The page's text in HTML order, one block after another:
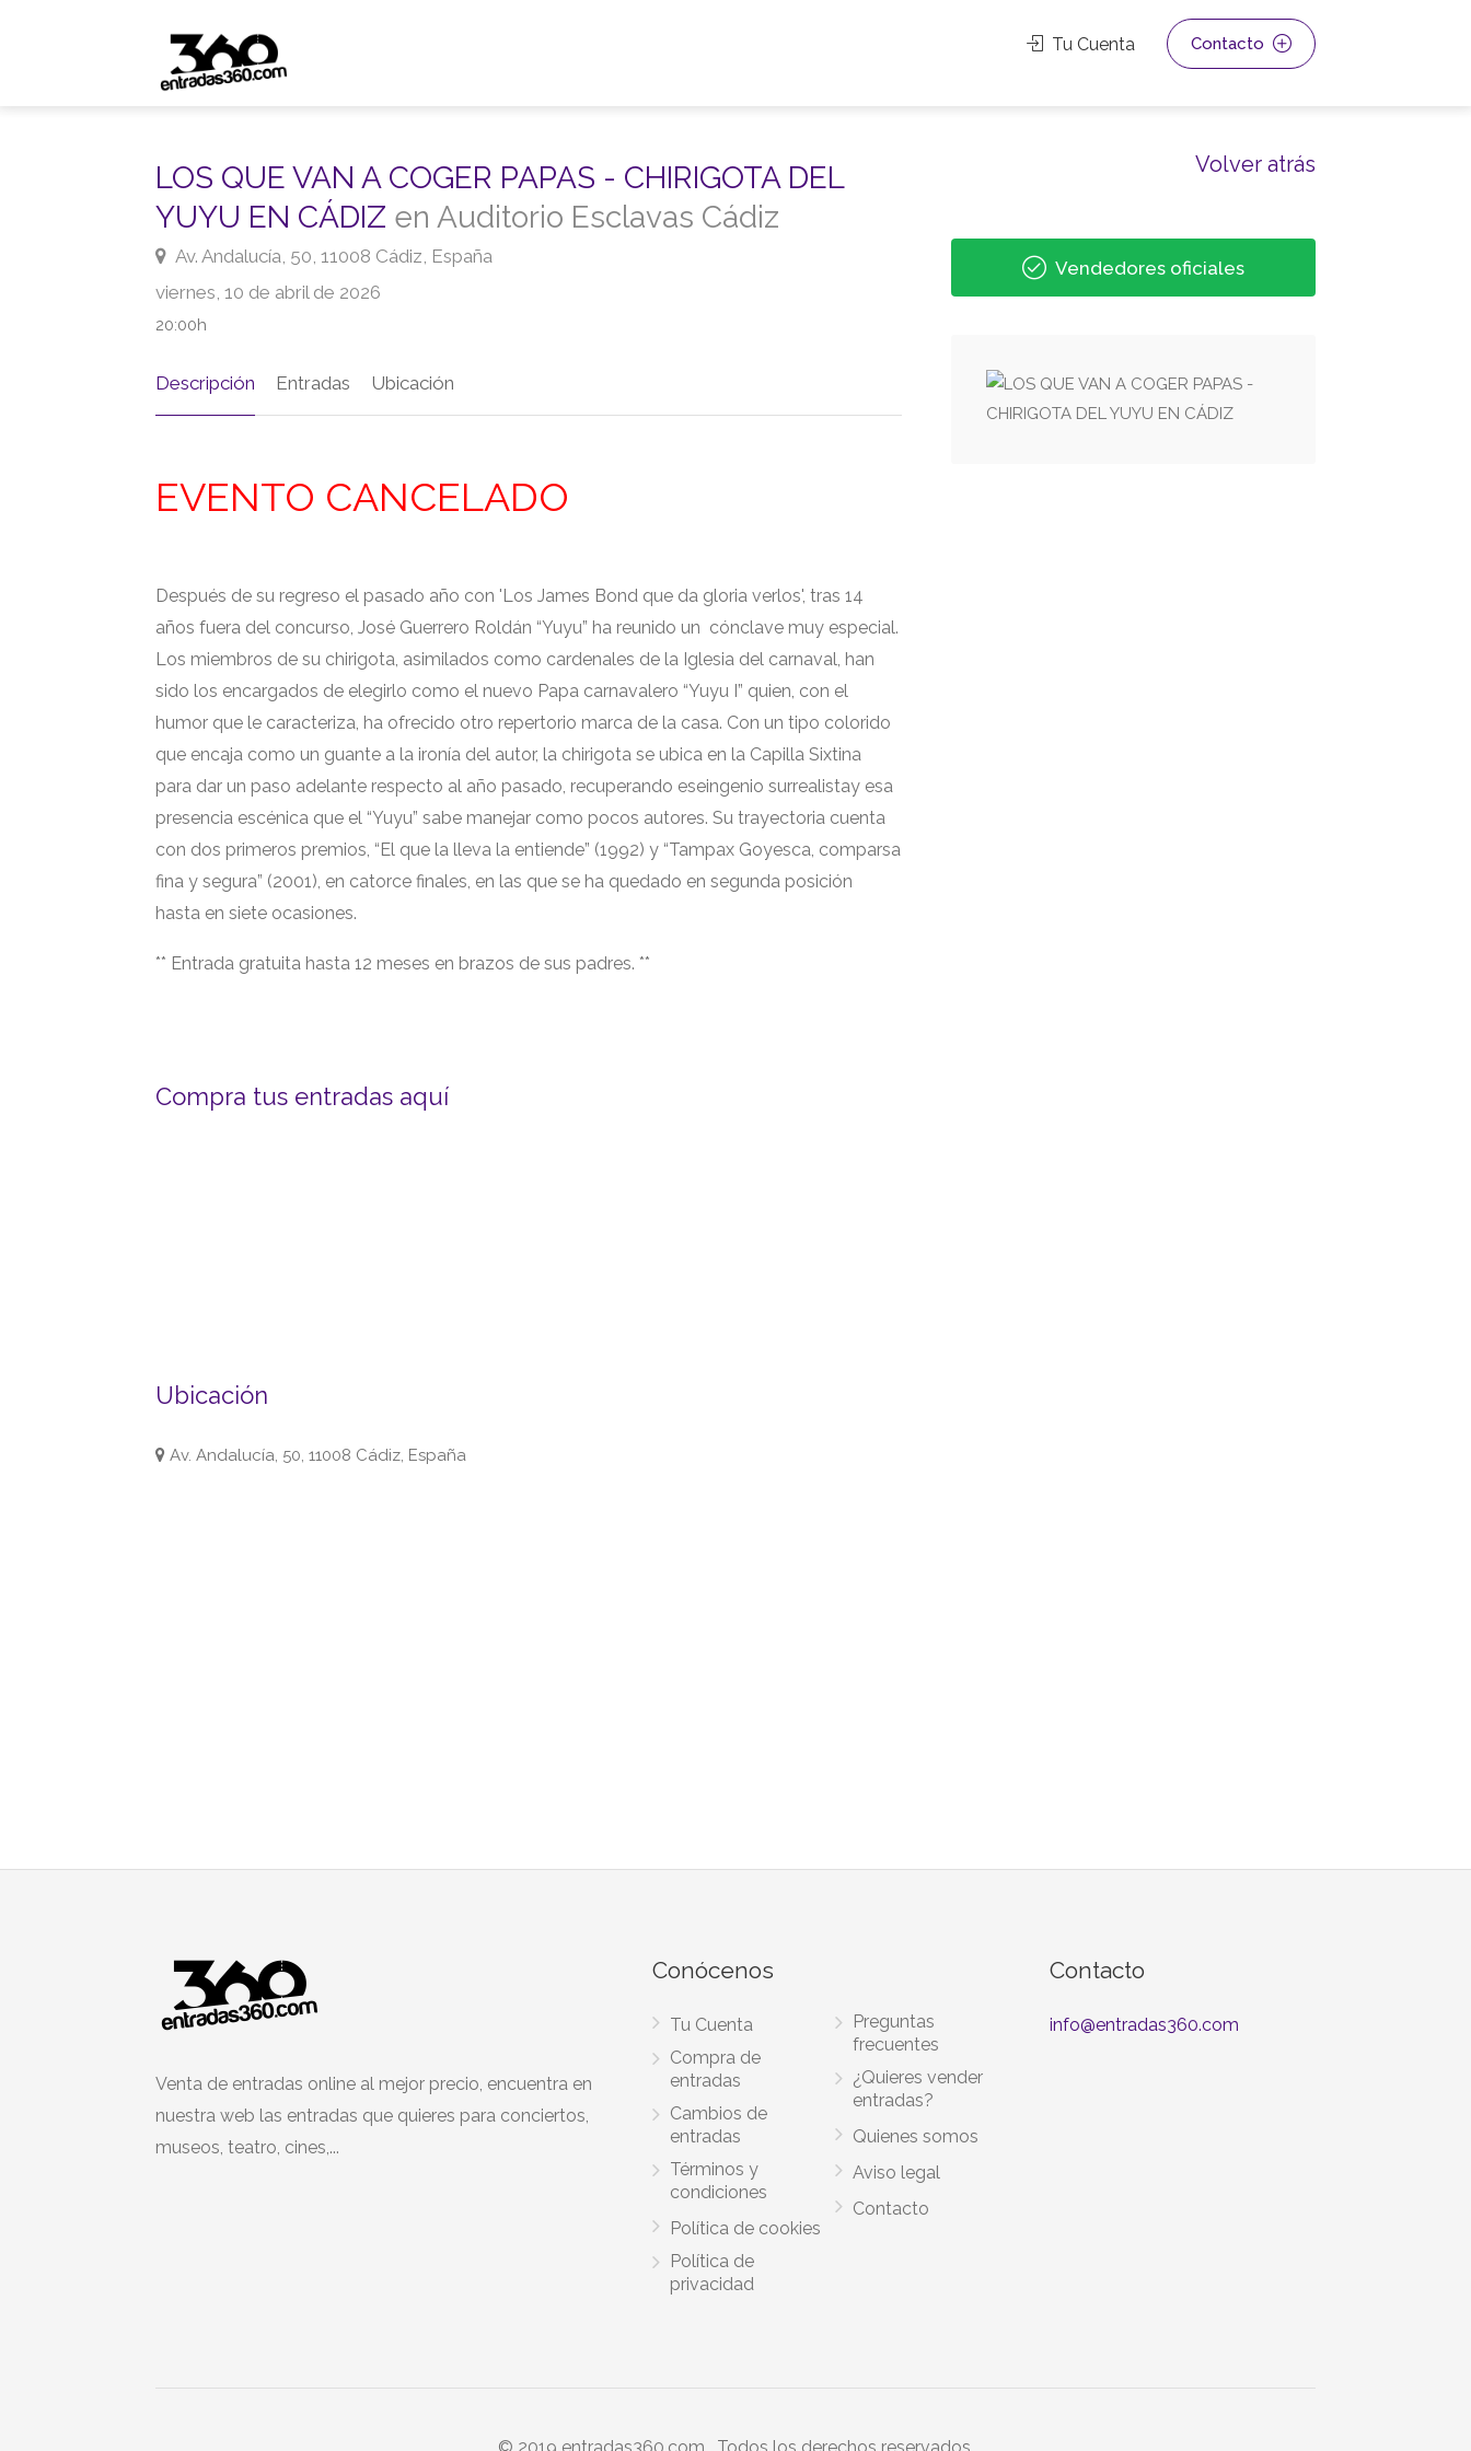
Tu Cuenta Contacto
Volver atrás
LOS QUE VAN A COGER PAPAS - CHIRIGOTA DEL
YUYU EN CÁDIZ en Auditorio Esclavas Cádiz
Av. Andalucía, 50, 11008 Cádiz, España
viernes, 10 de abril de 2026
20:00h
Descripción Entradas Ubicación
EVENTO CANCELADO
Después de su regreso el pasado año con 'Los James Bond que da gloria verlos', tras 14
años fuera del concurso, José Guerrero Roldán “Yuyu” ha reunido un cónclave muy especial.
Los miembros de su chirigota, asimilados como cardenales de la Iglesia del carnaval, han
sido los encargados de elegirlo como el nuevo Papa carnavalero “Yuyu I” quien, con el
humor que le caracteriza, ha ofrecido otro repertorio marca de la casa. Con un tipo colorido
que encaja como un guante a la ironía del autor, la chirigota se ubica en la Capilla Sixtina
para dar un paso adelante respecto al año pasado, recuperando eseingenio surrealistay esa
presencia escénica que el “Yuyu” sabe manejar como pocos autores. Su trayectoria cuenta
con dos primeros premios, “El que la lleva la entiende” (1992) y “Tampax Goyesca, comparsa
fina y segura” (2001), en catorce finales, en las que se ha quedado en segunda posición
hasta en siete ocasiones.
** Entrada gratuita hasta 12 meses en brazos de sus padres. **
Compra tus entradas aquí
Ubicación
Av. Andalucía, 50, 11008 Cádiz, España
Vendedores oficiales
Venta de entradas online al mejor precio, encuentra en
nuestra web las entradas que quieres para conciertos,
museos, teatro, cines,...
Conócenos
Tu Cuenta
Compra de
entradas
Cambios de
entradas
Términos y
condiciones
Política de cookies
Política de
privacidad
Preguntas
frecuentes
¿Quieres vender
entradas?
Quienes somos
Aviso legal
Contacto
Contacto
info@entradas360.com